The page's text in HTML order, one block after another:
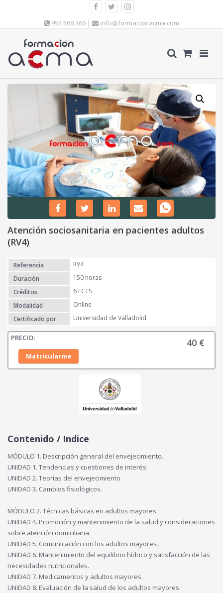
953 568 366 | info@formacionacma.com
Atención sociosanitaria en pacientes adultos
(RV4)
Referencia
RV4
Duración
150 horas
Créditos
6 ECTS
Modalidad
Online
Certificado por
Universidad de Valladolid
40 €
Matricularme
Contenido / Indice
MÓDULO 1. Descripción general del envejecimiento.
UNIDAD 1. Tendencias y cuestiones de interés.
UNIDAD 2. Teorías del envejecimiento.
UNIDAD 3. Cambios fisiológicos.
MÓDULO 2. Técnicas básicas en adultos mayores.
UNIDAD 4. Promoción y mantenimiento de la salud y consideraciones
sobre atención domiciliaria.
UNIDAD 5. Comunicación con los adultos mayores.
UNIDAD 6. Mantenimiento del equilibrio hídrico y satisfacción de las
necesidades nutricionales.
UNIDAD 7. Medicamentos y adultos mayores.
UNIDAD 8. Evaluación de la salud de los adultos mayores.